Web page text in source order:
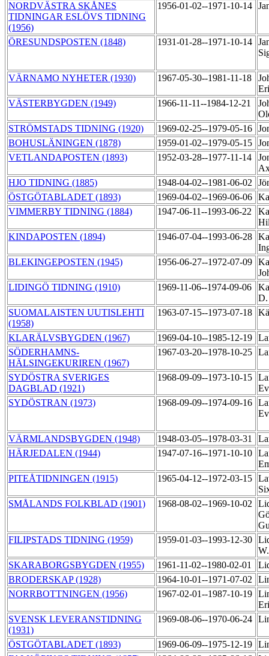
NORDVÄSTRA SKÅNES
TIDNINGAR ESLÖVS TIDNING
(1956)
1956-01-02--1971-10-14
ÖRESUNDSPOSTEN (1848) 1931-01-28--1971-10-14
VÄRNAMO NYHETER (1930) 1967-05-30--1981-11-18
VÄSTERBYGDEN (1949)
1966-11-11--1984-12-21
STRÖMSTADS TIDNING (1920)
1969-02-25--1979-05-16
BOHUSLÄNINGEN (1878)
1959-01-02--1979-05-15
VETLANDAPOSTEN (1893)
1952-03-28--1977-11-14
HJO TIDNING (1885)
1948-04-02--1981-06-02
ÖSTGÖTABLADET (1893)
1969-04-02--1969-06-06
VIMMERBY TIDNING (1884)
1947-06-11--1993-06-22
KINDAPOSTEN (1894)
1946-07-04--1993-06-28
BLEKINGEPOSTEN (1945)
1956-06-27--1972-07-09
LIDINGÖ TIDNING (1910)
1969-11-06--1974-09-06
SUOMALAISTEN UUTISLEHTI
(1958)
1963-07-15--1973-07-18
KLARÄLVSBYGDEN (1967) 1969-04-10--1985-12-19
SÖDERHAMNS-
HÄLSINGEKURIREN (1967)
1967-03-20--1978-10-25
SYDÖSTRA SVERIGES
DAGBLAD (1921)
1968-09-09--1973-10-15
SYDÖSTRAN (1973)
1968-09-09--1974-09-16
VÄRMLANDSBYGDEN (1948) 1948-03-05--1978-03-31
HÄRJEDALEN (1944)
1947-07-16--1971-10-10
PITEÅTIDNINGEN (1915)
1965-04-12--1972-03-15
SMÅLANDS FOLKBLAD (1901)
1968-08-02--1969-10-02
FILIPSTADS TIDNING (1959)
1959-01-03--1993-12-30
SKARABORGSBYGDEN (1955)
1961-11-02--1980-02-01
BRODERSKAP (1928)
1964-10-01--1971-07-02
NORRBOTTNINGEN (1956)
1967-02-01--1987-10-19
SVENSK LEVERANSTIDNING
(1931)
1969-08-06--1970-06-24
ÖSTGÖTABLADET (1893) 1969-06-09--1975-12-19